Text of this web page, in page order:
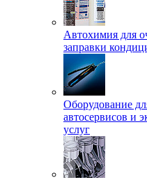
Автохимия для
заправки
Оборудование
автосервисов и
услуг